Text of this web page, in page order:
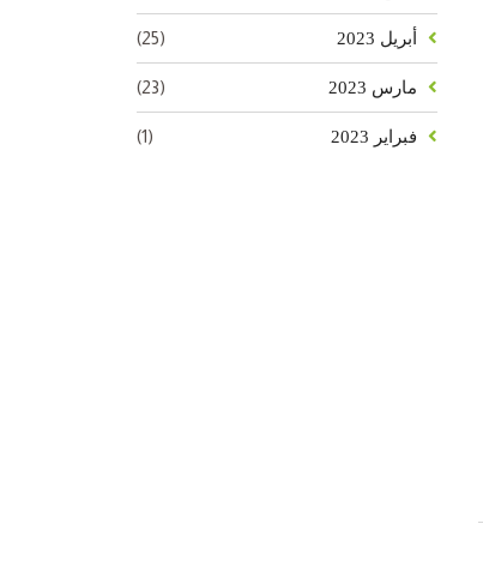
أبريل 2023 (25)
مارس 2023 (23)
فبراير 2023 (1)